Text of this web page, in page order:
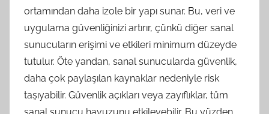
ortamından daha izole bir yapı sunar. Bu, veri ve
uygulama güvenliğinizi artırır, çünkü diğer sanal
sunucuların erişimi ve etkileri minimum düzeyde
tutulur. Öte yandan, sanal sunucularda güvenlik,
daha çok paylaşılan kaynaklar nedeniyle risk
taşıyabilir. Güvenlik açıkları veya zayıflıklar, tüm